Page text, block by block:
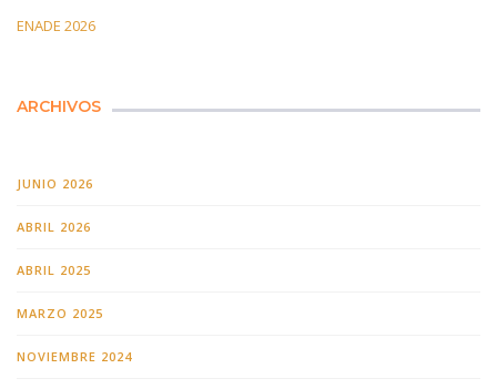
ENADE 2026
ARCHIVOS
JUNIO 2026
ABRIL 2026
ABRIL 2025
MARZO 2025
NOVIEMBRE 2024